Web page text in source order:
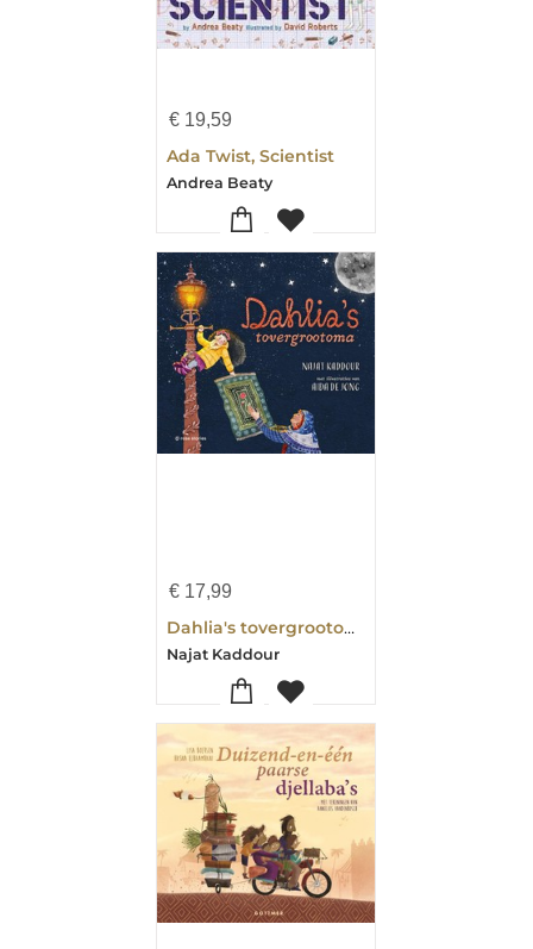
€ 19,59
Ada Twist, Scientist
Andrea Beaty
€ 17,99
Dahlia's tovergrootoma
Najat Kaddour